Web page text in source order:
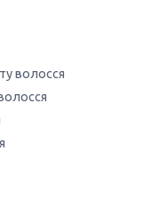
волосся